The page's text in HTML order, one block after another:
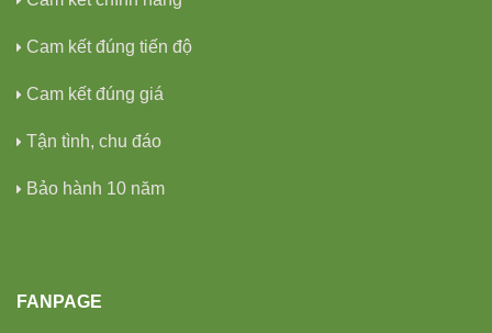
Cam kết đúng tiến độ
Cam kết đúng giá
Tận tình, chu đáo
Bảo hành 10 năm
FANPAGE